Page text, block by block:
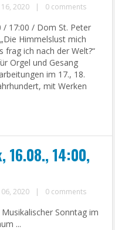
2020 | 0 comments
/ 17:00 / Dom St. Peter
Himmelslust mich
frag ich nach der Welt?“
Orgel und Gesang
im 17., 18.
mit Werken
16.08., 14:00,
2020 | 0 comments
Sonntag im
...